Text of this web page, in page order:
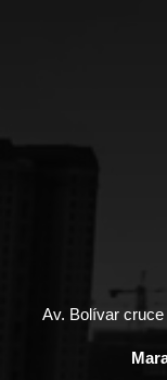
Av. Bolívar